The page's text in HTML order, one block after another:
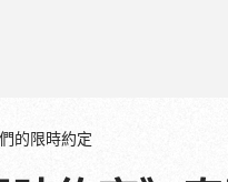
的限時約定